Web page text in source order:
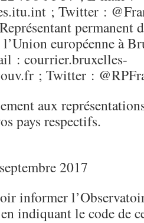
; Twitter :
permanent
l’Union européenne à
: courrier.bruxelles-
; Twitter :
aux
pays respectifs.
2017
informer
indiquant le code de